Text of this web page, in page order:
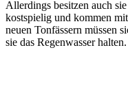
Allerdings besitzen auch
kostspielig und kommen
neuen Tonfässern müssen
sie das Regenwasser halten.